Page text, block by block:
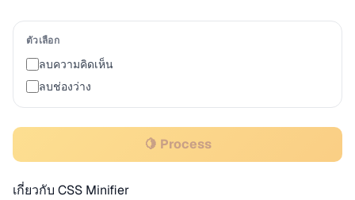
ตัวเลือก
ลบความคิดเห็น
ลบช่องว่าง
🍋 Process
เกี่ยวกับ CSS Minifier